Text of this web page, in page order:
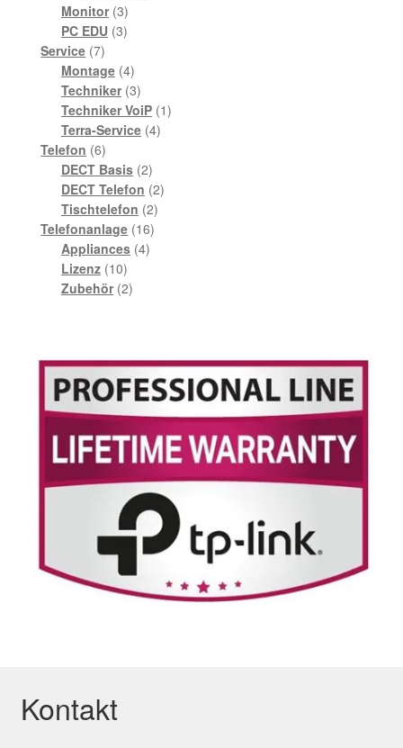
Monitor 33
Produkte
PC EDU 33
Service 77
Produkte
Montage 44
Produkte
Techniker 33
Produkte
Techniker VoiP 11
Terra-Service 44
Telefon 66
Produkte
DECT Basis 22
Produkte
DECT Telefon 22
Tischtelefon 22
Produkte
Telefonanlage 1616
Appliances 44
Lizenz 1010
Produkte
Zubehör 22
Kontakt